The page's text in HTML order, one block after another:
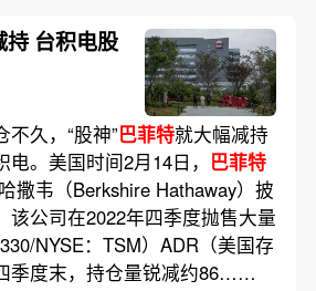
持 台积电股
不久，“股神”巴菲特就大幅减持
。美国时间2月14日， 巴菲特
撒韦（Berkshire Hathaway）披
该公司在2022年四季度抛售大量
NYSE：TSM）ADR（美国存
季度末，持仓量锐减约86……